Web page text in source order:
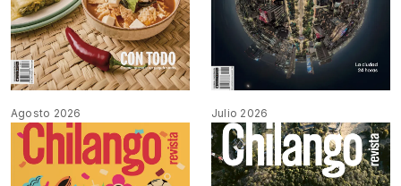
Agosto 2026 Julio 2026